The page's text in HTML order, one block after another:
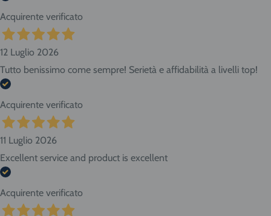
Acquirente verificato
12 Luglio 2026
Tutto benissimo come sempre! Serietà e affidabilità a livelli top!
Acquirente verificato
11 Luglio 2026
Excellent service and product is excellent
Acquirente verificato